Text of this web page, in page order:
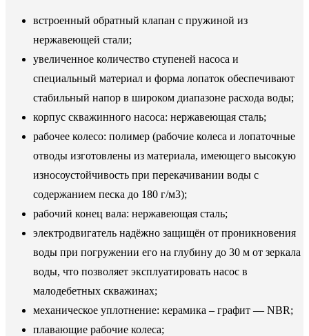
встроенный обратный клапан с пружиной из
нержавеющей стали;
увеличенное количество ступеней насоса и
специальный материал и форма лопаток обеспечивают
стабильный напор в широком диапазоне расхода воды;
корпус скважинного насоса: нержавеющая сталь;
рабочее колесо: полимер (рабочие колеса и лопаточные
отводы изготовлены из материала, имеющего высокую
износоустойчивость при перекачивании воды с
содержанием песка до 180 г/м3);
рабочий конец вала: нержавеющая сталь;
электродвигатель надёжно защищён от проникновения
воды при погружении его на глубину до 30 м от зеркала
воды, что позволяет эксплуатировать насос в
малодебетных скважинах;
механическое уплотнение: керамика – графит — NBR;
плавающие рабочие колеса;